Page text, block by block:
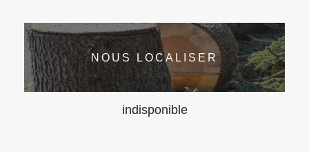
NOUS LOCALISER
indisponible